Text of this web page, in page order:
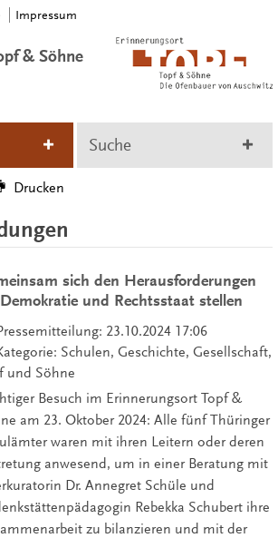
Impressum
& Söhne
Suche
Drucken
sich den Herausforderungen
und Rechtsstaat stellen
23.10.2024 17:06
Schulen, Geschichte, Gesellschaft,
und Söhne
Besuch im Erinnerungsort Topf &
am 23. Oktober 2024: Alle fünf Thüringer
waren mit ihren Leitern oder deren
anwesend, um in einer Beratung mit
Dr. Annegret Schüle und
Rebekka Schubert ihre
zu bilanzieren und mit der